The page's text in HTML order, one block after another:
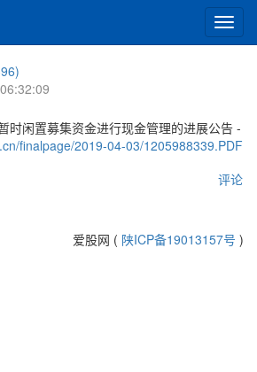
切
换
时闲置募集资金进行现金管理的进展公告 -
finalpage/2019-04-03/1205988339.PDF
评论
爱股网 ( 陕ICP备19013157号 )